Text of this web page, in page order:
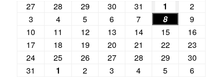
27 28 29 30 31 1
2
3
4 5 6 7 8
9
10
11 12 13 14 15
16
17
18 19 20 21 22
23
24
25 26 27 28 29
30
31
1 2 3 4 5
6